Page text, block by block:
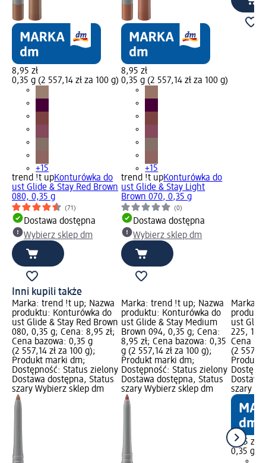
8,95 zł
0,35 g (2 557,14 zł za 100 g)
+15
trend !t upKonturówka do
ust Glide & Stay Red Brown
080, 0,35 g
(71)
Dostawa dostępna
Wybierz sklep dm
8,95 zł
0,35 g (2 557,14 zł za 100 g)
+15
trend !t upKonturówka do
ust Glide & Stay Light
Brown 070, 0,35 g
(0)
Dostawa dostępna
Wybierz sklep dm
Inni kupili także
Marka: trend !t up; Nazwa
produktu: Konturówka do
ust Glide & Stay Red Brown
080, 0,35 g; Cena: 8,95 zł;
Cena bazowa: 0,35 g
(2 557,14 zł za 100 g);
Produkt marki dm;
Dostępność: Status zielony
Dostawa dostępna, Status
szary Wybierz sklep dm
Marka: trend !t up; Nazwa
produktu: Konturówka do
ust Glide & Stay Medium
Brown 094, 0,35 g; Cena:
8,95 zł; Cena bazowa: 0,35
g (2 557,14 zł za 100 g);
Produkt marki dm;
Dostępność: Status zielony
Dostawa dostępna, Status
szary Wybierz sklep dm
Marka:
ust
225, 1
Cena
(2
Produkt
szary
8,95 zł
0,35 g (2